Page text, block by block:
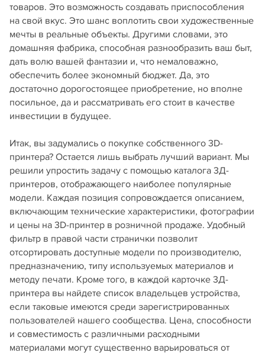
товаров. Это возможность создавать приспособления
на свой вкус. Это шанс воплотить свои художественные
мечты в реальные объекты. Другими словами, это
домашняя фабрика, способная разнообразить ваш быт,
дать волю вашей фантазии и, что немаловажно,
обеспечить более экономный бюджет. Да, это
достаточно дорогостоящее приобретение, но вполне
посильное, да и рассматривать его стоит в качестве
инвестиции в будущее.
Итак, вы задумались о покупке собственного 3D-
принтера? Остается лишь выбрать лучший вариант. Мы
решили упростить задачу с помощью каталога 3Д-
принтеров, отображающего наиболее популярные
модели. Каждая позиция сопровождается описанием,
включающим технические характеристики, фотографии
и цены на 3D-принтер в розничной продаже. Удобный
фильтр в правой части странички позволит
отсортировать доступные модели по производителю,
предназначению, типу используемых материалов и
методу печати. Кроме того, в каждой карточке 3Д-
принтера вы найдете список владельцев устройства,
если таковые имеются среди зарегистрированных
пользователей нашего сообщества. Цена, способности
и совместимость с различными расходными
материалами могут существенно варьироваться от